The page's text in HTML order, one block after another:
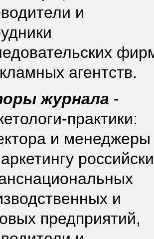
и
агентств.
журнала -
практики:
и менеджеры
и
предприятий,